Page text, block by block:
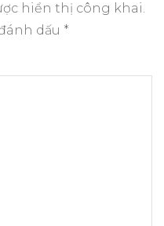
hiển thị công khai.
dấu *